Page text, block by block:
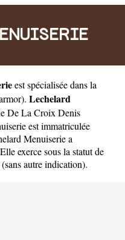
estspécialisée dans la
). Lechelard
De La Croix Denis
est immatriculée
Menuiserie a
exerce sous la statut de
autre indication).